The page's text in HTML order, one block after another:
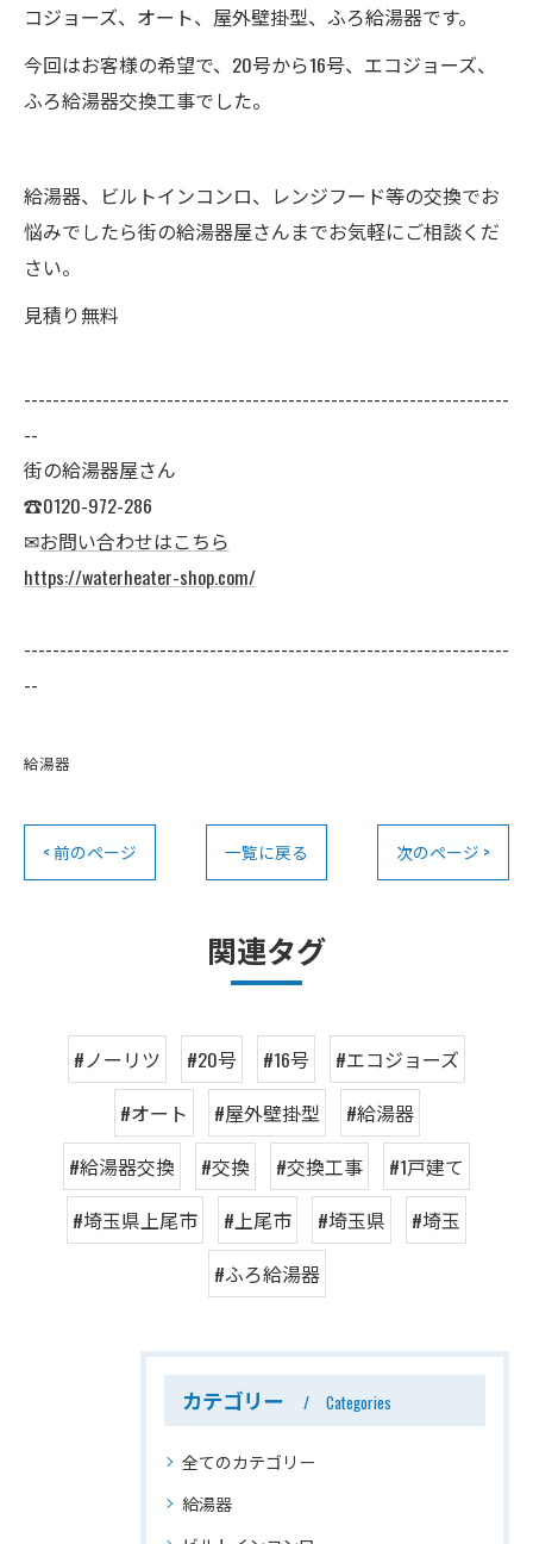
コジョーズ、オート、屋外壁掛型、ふろ給湯器です。
今回はお客様の希望で、20号から16号、エコジョーズ、
ふろ給湯器交換工事でした。
給湯器、ビルトインコンロ、レンジフード等の交換でお
悩みでしたら街の給湯器屋さんまでお気軽にご相談くだ
さい。
見積り無料
--------------------------------------------------------------------
--
街の給湯器屋さん
☎0120-972-286
✉お問い合わせはこちら
https://waterheater-shop.com/
--------------------------------------------------------------------
--
給湯器
< 前のページ 一覧に戻る 次のページ >
関連タグ
#ノーリツ #20号 #16号
#エコジョーズ
#オート
#屋外壁掛型
#給湯器
#給湯器交換
#交換 #交換工事
#1戸建て
#埼玉県上尾市
#上尾市 #埼玉県
#埼玉
#ふろ給湯器
カテゴリー Categories
全てのカテゴリー
給湯器